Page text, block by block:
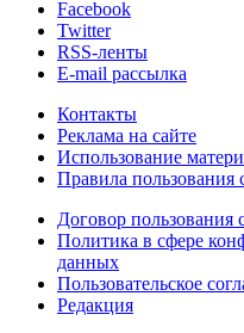
Facebook
Twitter
RSS-ленты
E-mail рассылка
Контакты
Реклама на сайте
Использование
Правила пользования
Договор пользования
Политика в сфере
данных
Пользовательское
Редакция